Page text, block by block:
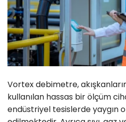
Vortex debimetre,
kullanılan hassas bir ölçüm
endüstriyel tesislerde yaygın